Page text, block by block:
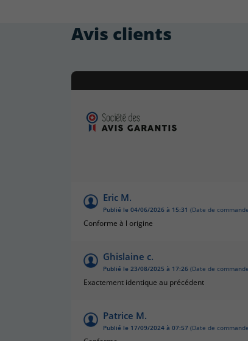
Avis clients
Eric M.
Publié le 04/06/2026 à 15:31 (Date de
Conforme à l origine
Ghislaine c.
Publié le 23/08/2025 à 17:26 (Date de
Exactement identique au précédent
Patrice M.
Publié le 17/09/2024 à 07:57 (Date de